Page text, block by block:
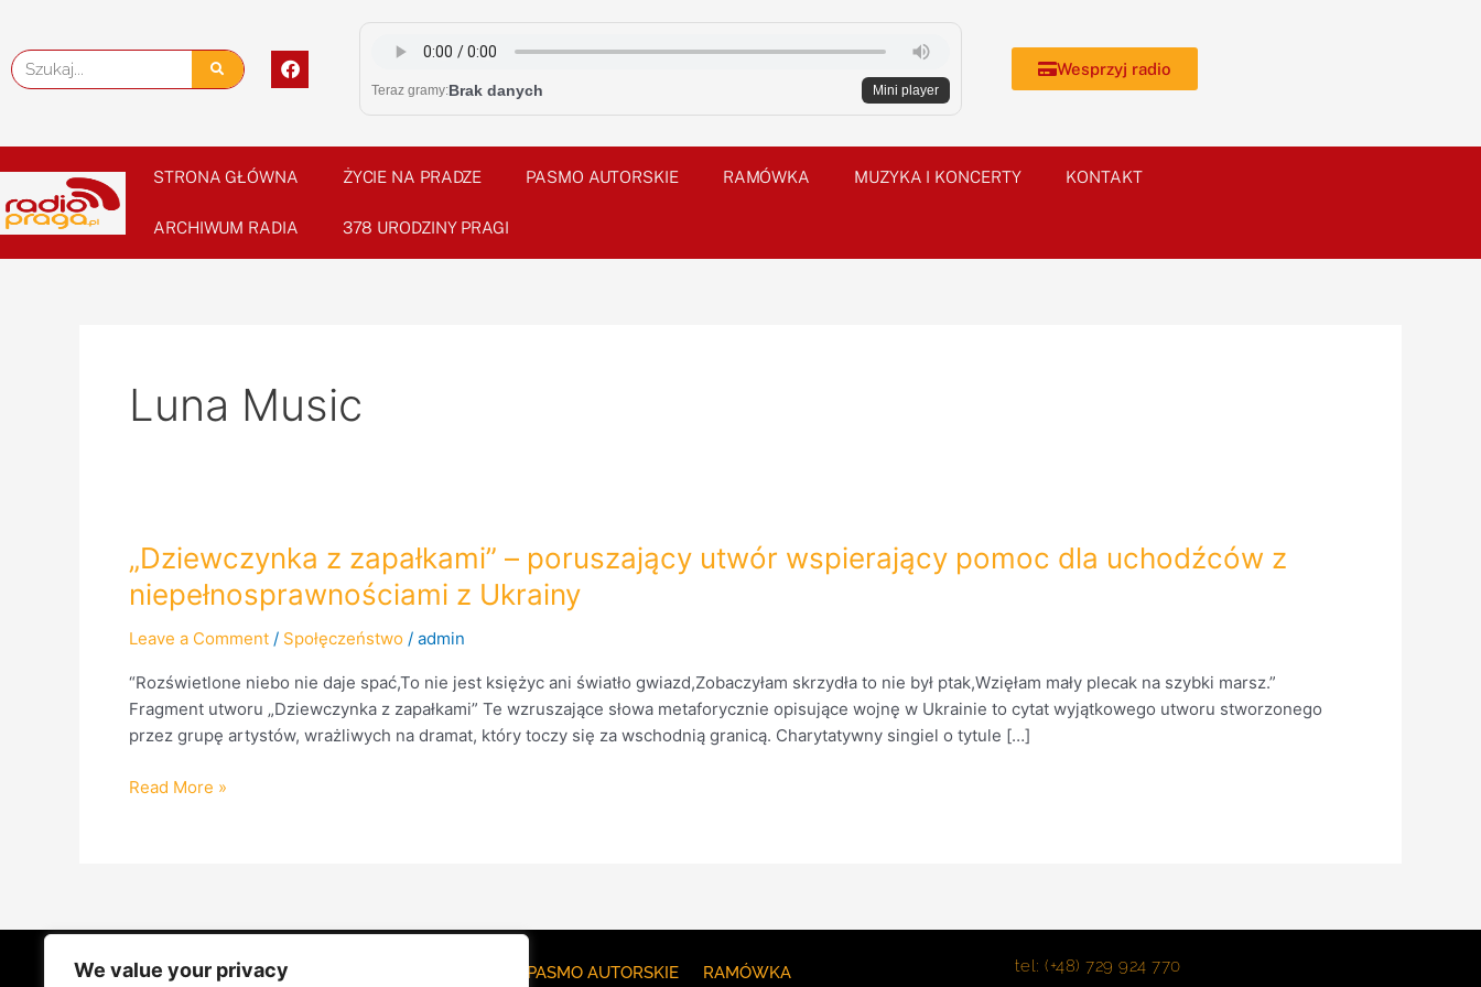
We value your privacy
content
Szukaj
F
a
c
o
o
k
Teraz gramy:Brak danych Mini player
Wesprzyj radio
STRONA GŁÓWNA ŻYCIE NA PRADZE PASMO AUTORSKIE RAMÓWKA MUZYKA I KONCERTY KONTAKT
ARCHIWUM RADIA 378 URODZINY PRAGI
Luna Music
„Dziewczynka z zapałkami” – poruszający utwór wspierający pomoc dla uchodźców z
niepełnosprawnościami z Ukrainy
Leave a Comment / Społęczeństwo / admin
“Rozświetlone niebo nie daje spać,To nie jest księżyc ani światło gwiazd,Zobaczyłam skrzydła to nie był ptak,Wzięłam mały plecak na szybki marsz.”
Fragment utworu „Dziewczynka z zapałkami” Te wzruszające słowa metaforycznie opisujące wojnę w Ukrainie to cytat wyjątkowego utworu stworzonego
przez grupę artystów, wrażliwych na dramat, który toczy się za wschodnią granicą. Charytatywny singiel o tytule […]
„Dziewczynka
z
zapałkami”
–
utwór
wspierający
pomoc
uchodźców
Read More »
STRONA GŁÓWNA PASMO AUTORSKIE RAMÓWKA tel: (+48) 729 924 770